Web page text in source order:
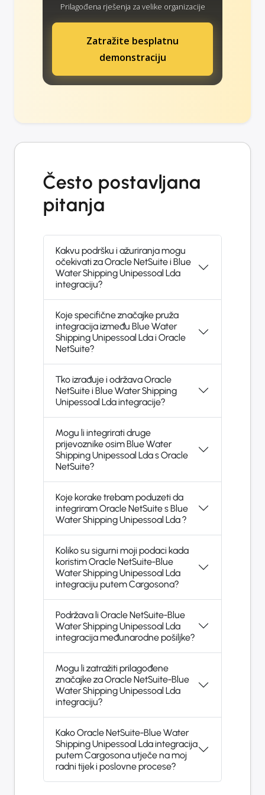
Prilagođena rješenja za velike organizacije
Zatražite besplatnu
demonstraciju
Često postavljana
pitanja
Kakvu podršku i ažuriranja mogu
očekivati za Oracle NetSuite i Blue
Water Shipping Unipessoal Lda
integraciju?
Koje specifične značajke pruža
integracija između Blue Water
Shipping Unipessoal Lda i Oracle
NetSuite?
Tko izrađuje i održava Oracle
NetSuite i Blue Water Shipping
Unipessoal Lda integracije?
Mogu li integrirati druge
prijevoznike osim Blue Water
Shipping Unipessoal Lda s Oracle
NetSuite?
Koje korake trebam poduzeti da
integriram Oracle NetSuite s Blue
Water Shipping Unipessoal Lda ?
Koliko su sigurni moji podaci kada
koristim Oracle NetSuite-Blue
Water Shipping Unipessoal Lda
integraciju putem Cargosona?
Podržava li Oracle NetSuite-Blue
Water Shipping Unipessoal Lda
integracija međunarodne pošiljke?
Mogu li zatražiti prilagođene
značajke za Oracle NetSuite-Blue
Water Shipping Unipessoal Lda
integraciju?
Kako Oracle NetSuite-Blue Water
Shipping Unipessoal Lda integracija
putem Cargosona utječe na moj
radni tijek i poslovne procese?